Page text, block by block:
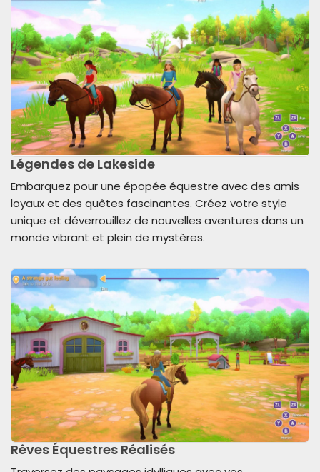
Légendes de Lakeside
Embarquez pour une épopée équestre avec des amis
loyaux et des quêtes fascinantes. Créez votre style
unique et déverrouillez de nouvelles aventures dans un
monde vibrant et plein de mystères.
Rêves Équestres Réalisés